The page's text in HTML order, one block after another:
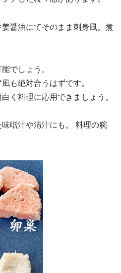
醤油にてそのまま刺身風。煮
でしょう。
も絶対合うはずです。
く料理に応用できましょう。
噌汁や清汁にも。 料理の腕